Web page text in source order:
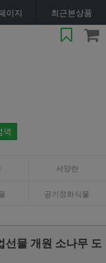
이지 최근본상품
서양란
공기정화식물
물 개원 소나무 도